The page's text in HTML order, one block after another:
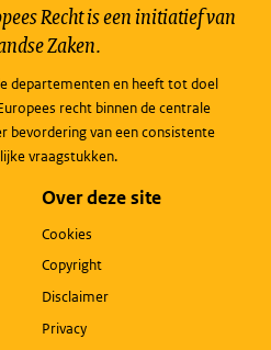
Recht is een initiatief van
Zaken.
departementen en heeft tot doel
recht binnen de centrale
bevordering van een consistente
vraagstukken.
Over deze site
Cookies
Copyright
Disclaimer
Privacy